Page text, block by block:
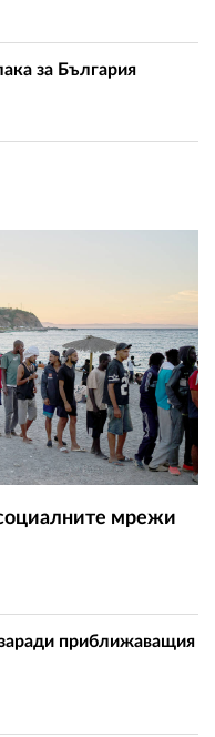
за България
мрежи
приближаващия